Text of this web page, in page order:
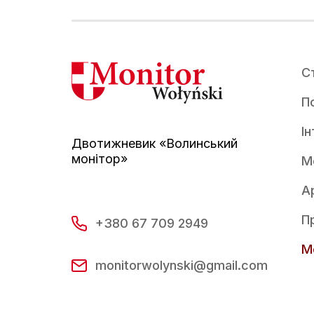
Двотижневик «Волинський
монітор»
+380 67 709 2949
monitorwolynski@gmail.com